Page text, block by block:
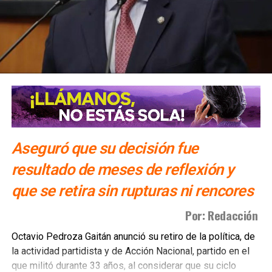
Aseguró que su decisión fue
resultado de meses de reflexión y
que se retira sin rupturas ni rencores
Por: Redacción
Octavio Pedroza Gaitán anunció su retiro de la política, de
la actividad partidista y de Acción Nacional, partido en el
que militó durante 33 años, al considerar que su ciclo